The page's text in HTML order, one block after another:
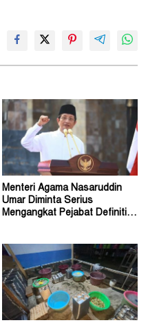
Menteri Agama Nasaruddin
Umar Diminta Serius
Mengangkat Pejabat Definitif